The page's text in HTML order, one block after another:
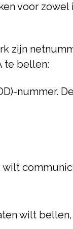
voor
zijn
te bellen:
nummer.
wilt